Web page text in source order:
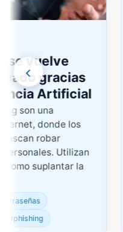
‹
vuelve
gracias
Artificial
una
donde los
robar
Utilizan
suplantar la